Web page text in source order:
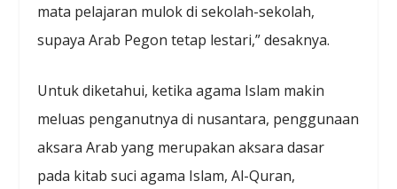
mata pelajaran mulok di sekolah-sekolah,
supaya Arab Pegon tetap lestari,” desaknya.
Untuk diketahui, ketika agama Islam makin
meluas penganutnya di nusantara, penggunaan
aksara Arab yang merupakan aksara dasar
pada kitab suci agama Islam, Al-Quran,